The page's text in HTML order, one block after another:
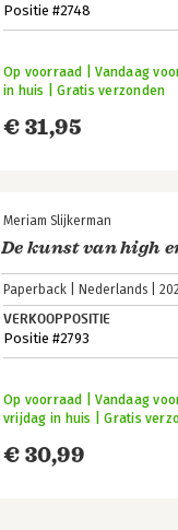
Positie #2748
€ 31,95
Op voorraad | Vandaag
in huis | Gratis verzonden
Meriam Slijkerman
De kunst van high
Paperback Nederlands
VERKOOPPOSITIE
Positie #2793
€ 30,99
Op voorraad | Vandaag
vrijdag in huis | Gratis